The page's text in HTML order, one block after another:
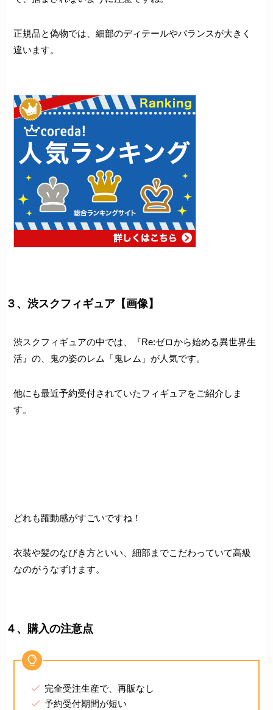
正規品と偽物では、細部のディテールやバランスが大きく
違います。
３、渋スクフィギュア【画像】
渋スクフィギュアの中では、『Re:ゼロから始める異世界生
活』の、鬼の姿のレム「鬼レム」が人気です。
他にも最近予約受付されていたフィギュアをご紹介しま
す。
どれも躍動感がすごいですね！
衣装や髪のなびき方といい、細部までこだわっていて高級
なのがうなずけます。
４、購入の注意点
完全受注生産で、再販なし
予約受付期間が短い